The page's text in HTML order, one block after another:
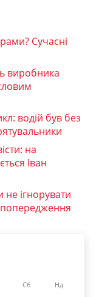
Сучасні
виробника
водій був без
на
Іван
ігнорувати
Сб Нд